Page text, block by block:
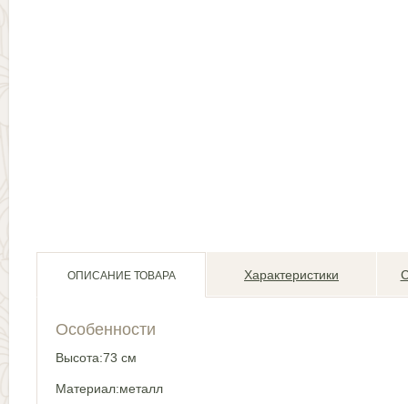
ОПИСАНИЕ ТОВАРА Характеристики
Особенности
Высота:73 см
Материал:металл